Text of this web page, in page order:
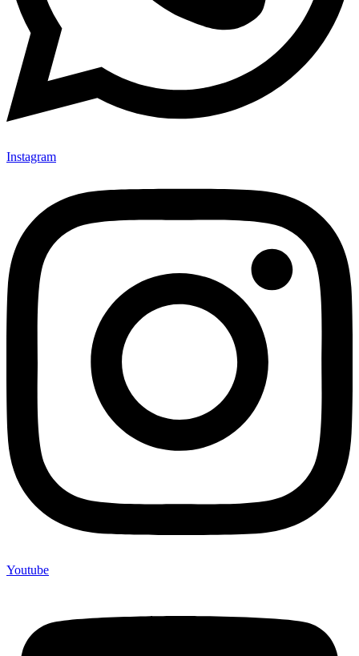
Instagram
Youtube